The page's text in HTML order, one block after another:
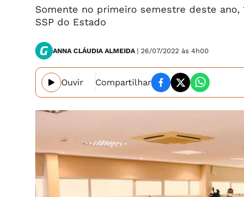
Somente no primeiro semestre deste
SSP do Estado
ANNA CLÁUDIA ALMEIDA | 26/07/2022 às 4h00
Ouvir Compartilhar